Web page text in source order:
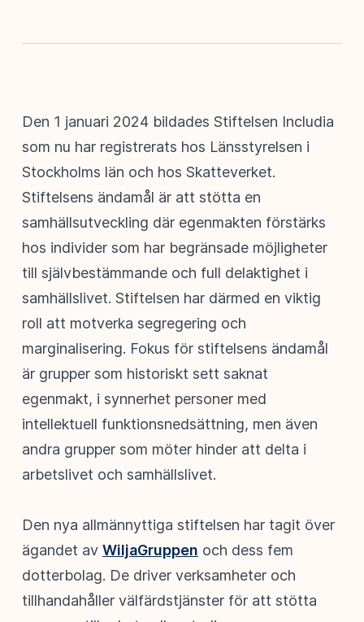
Den 1 januari 2024 bildades Stiftelsen Includia
som nu har registrerats hos Länsstyrelsen i
Stockholms län och hos Skatteverket.
Stiftelsens ändamål är att stötta en
samhällsutveckling där egenmakten förstärks
hos individer som har begränsade möjligheter
till självbestämmande och full delaktighet i
samhällslivet. Stiftelsen har därmed en viktig
roll att motverka segregering och
marginalisering. Fokus för stiftelsens ändamål
är grupper som historiskt sett saknat
egenmakt, i synnerhet personer med
intellektuell funktionsnedsättning, men även
andra grupper som möter hinder att delta i
arbetslivet och samhällslivet.
Den nya allmännyttiga stiftelsen har tagit över
ägandet av WiljaGruppen och dess fem
dotterbolag. De driver verksamheter och
tillhandahåller välfärdstjänster för att stötta